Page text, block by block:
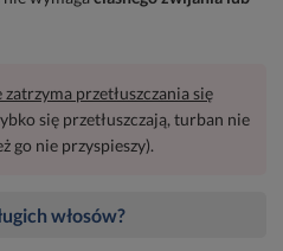
zatrzyma przetłuszczania się
się przetłuszczają, turban nie
go nie przyspieszy).
włosów?